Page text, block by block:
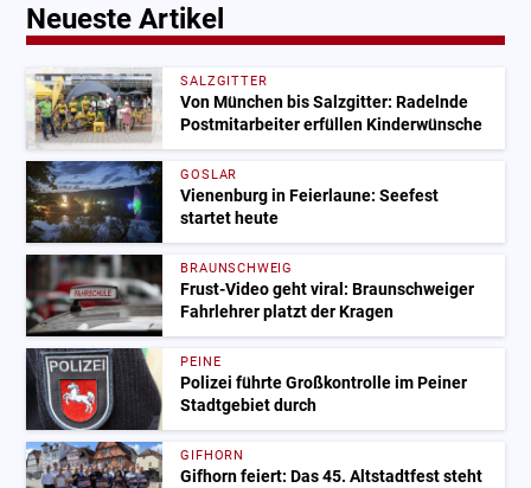
Neueste Artikel
SALZGITTER
Von München bis Salzgitter: Radelnde
Postmitarbeiter erfüllen Kinderwünsche
GOSLAR
Vienenburg in Feierlaune: Seefest
startet heute
BRAUNSCHWEIG
Frust-Video geht viral: Braunschweiger
Fahrlehrer platzt der Kragen
PEINE
Polizei führte Großkontrolle im Peiner
Stadtgebiet durch
GIFHORN
Gifhorn feiert: Das 45. Altstadtfest steht